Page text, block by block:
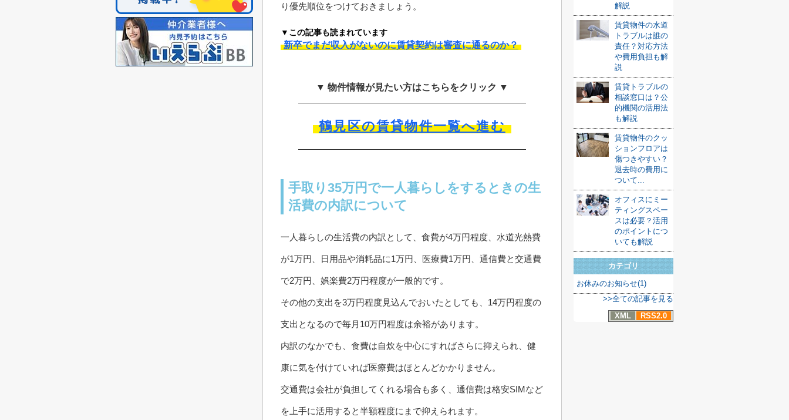
り優先順位をつけておきましょう。
▼この記事も読まれています
新卒でまだ収入がないのに賃貸契約は審査に通るのか？
▼ 物件情報が見たい方はこちらをクリック ▼
鶴見区の賃貸物件一覧へ進む
手取り35万円で一人暮らしをするときの生
活費の内訳について
一人暮らしの生活費の内訳として、食費が4万円程度、水道光熱費
が1万円、日用品や消耗品に1万円、医療費1万円、通信費と交通費
で2万円、娯楽費2万円程度が一般的です。
その他の支出を3万円程度見込んでおいたとしても、14万円程度の
支出となるので毎月10万円程度は余裕があります。
内訳のなかでも、食費は自炊を中心にすればさらに抑えられ、健
康に気を付けていれば医療費はほとんどかかりません。
交通費は会社が負担してくれる場合も多く、通信費は格安SIMなど
を上手に活用すると半額程度にまで抑えられます。
解説
賃貸物件の水道
トラブルは誰の
責任？対応方法
や費用負担も解
説
賃貸トラブルの
相談窓口は？公
的機関の活用法
も解説
賃貸物件のクッ
ションフロアは
傷つきやすい？
退去時の費用に
ついて...
オフィスにミー
ティングスペー
スは必要？活用
のポイントにつ
いても解説
カテゴリ
お休みのお知らせ(1)
>>全ての記事を見る
XML
RSS2.0